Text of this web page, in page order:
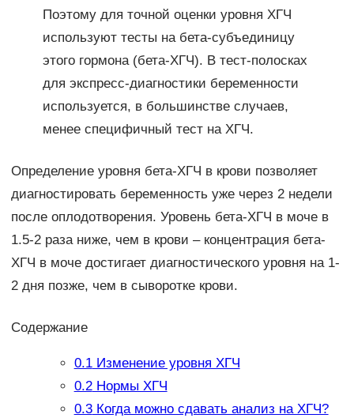
Поэтому для точной оценки уровня ХГЧ
используют тесты на бета-субъединицу
этого гормона (бета-ХГЧ). В тест-полосках
для экспресс-диагностики беременности
используется, в большинстве случаев,
менее специфичный тест на ХГЧ.
Определение уровня бета-ХГЧ в крови позволяет
диагностировать беременность уже через 2 недели
после оплодотворения. Уровень бета-ХГЧ в моче в
1.5-2 раза ниже, чем в крови – концентрация бета-
ХГЧ в моче достигает диагностического уровня на 1-
2 дня позже, чем в сыворотке крови.
Содержание
0.1Изменение уровня ХГЧ
0.2Нормы ХГЧ
0.3Когда можно сдавать анализ на ХГЧ?